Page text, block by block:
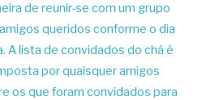
de reunir-se com um grupo
queridos conforme o dia
A lista de convidados do chá é
por quaisquer amigos
os que foram convidados para